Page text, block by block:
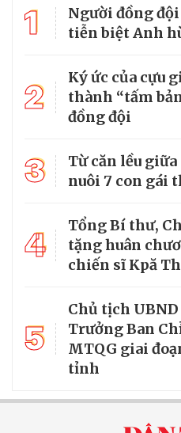
1
Người đồng
tiễn biệt Anh
2
Ký ức của cựu
thành “tấm
đồng đội
3
Từ căn lều
nuôi 7 con gái
4
Tổng Bí thư,
tặng huân
chiến sĩ Kpă
5
Chủ tịch
Trưởng Ban
MTQG giai
tỉnh